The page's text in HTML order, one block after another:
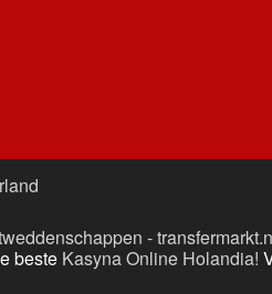
-
beste Kasyna Online Holandia!